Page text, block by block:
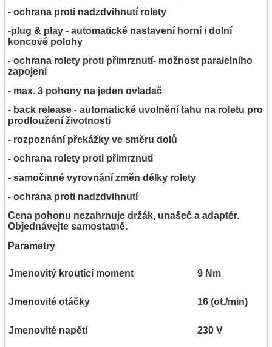
- ochrana proti nadzdvihnutí rolety
-plug & play - automatické nastavení horní i dolní
koncové polohy
- ochrana rolety proti přimrznutí- možnost paralelního
zapojení
- max. 3 pohony na jeden ovladač
- back release - automatické uvolnění tahu na roletu pro
prodloužení životnosti
- rozpoznání překážky ve směru dolů
- ochrana rolety proti přimrznutí
- samočinné vyrovnání změn délky rolety
- ochrana proti nadzdvihnutí
Cena pohonu nezahrnuje držák, unašeč a adaptér.
Objednávejte samostatně.
Parametry
Jmenovitý kroutící moment 9 Nm
Jmenovité otáčky 16 (ot./min)
Jmenovité napětí 230 V